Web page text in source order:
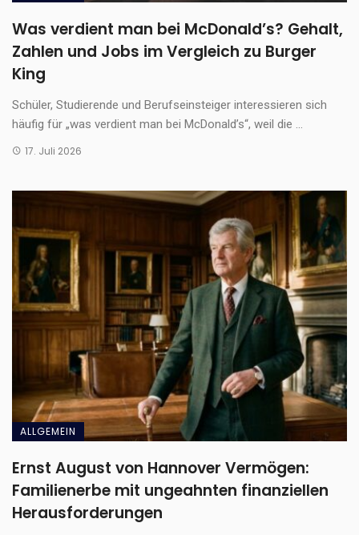
Was verdient man bei McDonald’s? Gehalt,
Zahlen und Jobs im Vergleich zu Burger
King
Schüler, Studierende und Berufseinsteiger interessieren sich
häufig für „was verdient man bei McDonald’s“, weil die ...
17. Juli 2026
ALLGEMEIN
Ernst August von Hannover Vermögen:
Familienerbe mit ungeahnten finanziellen
Herausforderungen